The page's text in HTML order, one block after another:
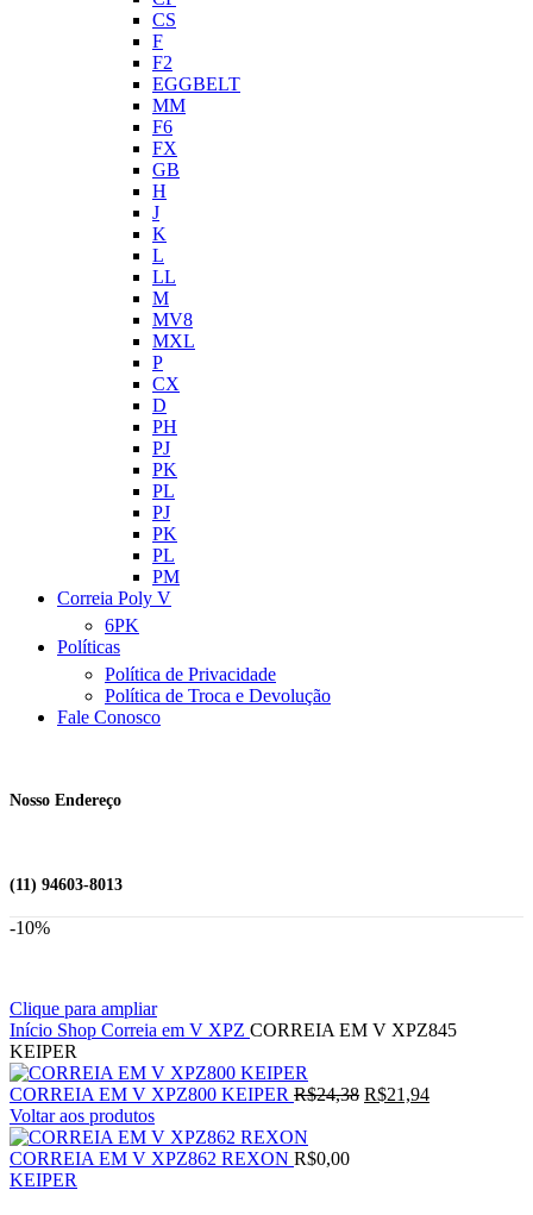
CS
F
F2
EGGBELT
MM
F6
FX
GB
H
J
K
L
LL
M
MV8
MXL
P
CX
D
PH
PJ
PK
PL
PJ
PK
PL
PM
Correia Poly V
6PK
Políticas
Política de Privacidade
Política de Troca e Devolução
Fale Conosco
Nosso Endereço
(11) 94603-8013
-10%
Clique para ampliar
Início Shop Correia em V XPZ CORREIA EM V XPZ845
KEIPER
CORREIA EM V XPZ800 KEIPER R$24,38 R$21,94
Voltar aos produtos
CORREIA EM V XPZ862 REXON R$0,00
KEIPER